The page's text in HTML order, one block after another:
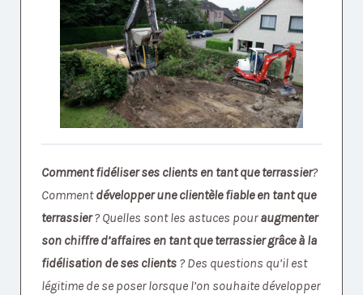
Comment fidéliser ses clients en tant que terrassier?
Commentdévelopper une clientèle fiable en tant que
terrassier? Quelles sont les astuces pouraugmenter
son chiffre d’affaires en tant que terrassier grâce à la
fidélisation de ses clients ? Des questions qu’il est
légitime de se poser lorsque l’on souhaite développer